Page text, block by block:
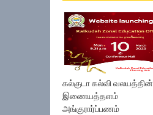
கல்குடா கல்வி வலயத்தின்
இணையத்தளம்
அங்குரார்ப்பணம்